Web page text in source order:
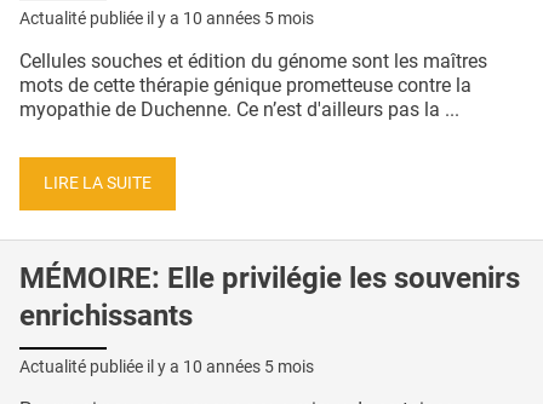
Actualité publiée il y a 10 années 5 mois
Cellules souches et édition du génome sont les maîtres
mots de cette thérapie génique prometteuse contre la
myopathie de Duchenne. Ce n’est d'ailleurs pas la ...
LIRE LA SUITE
MÉMOIRE: Elle privilégie les souvenirs
enrichissants
Actualité publiée il y a 10 années 5 mois